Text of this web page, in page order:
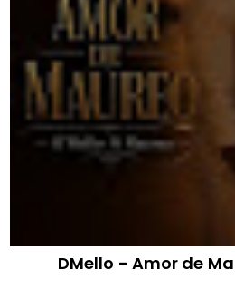
DMello - Amor de